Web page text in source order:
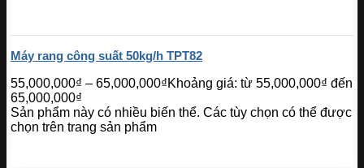
Máy rang công suất 50kg/h TPT82
55,000,000₫ – 65,000,000₫Khoảng giá: từ 55,000,000₫ đến
65,000,000₫
Sản phẩm này có nhiều biến thể. Các tùy chọn có thể được
chọn trên trang sản phẩm